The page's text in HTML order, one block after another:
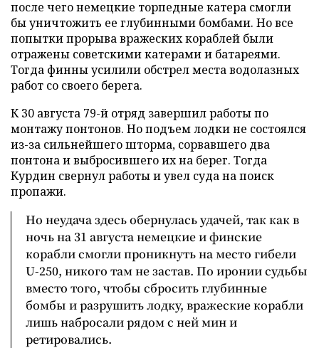
после чего немецкие торпедные катера смогли
бы уничтожить ее глубинными бомбами. Но все
попытки прорыва вражеских кораблей были
отражены советскими катерами и батареями.
Тогда финны усилили обстрел места водолазных
работ со своего берега.
К 30 августа 79-й отряд завершил работы по
монтажу понтонов. Но подъем лодки не состоялся
из-за сильнейшего шторма, сорвавшего два
понтона и выбросившего их на берег. Тогда
Курдин свернул работы и увел суда на поиск
пропажи.
Но неудача здесь обернулась удачей, так как в
ночь на 31 августа немецкие и финские
корабли смогли проникнуть на место гибели
U-250, никого там не застав. По иронии судьбы
вместо того, чтобы сбросить глубинные
бомбы и разрушить лодку, вражеские корабли
лишь набросали рядом с ней мин и
ретировались.